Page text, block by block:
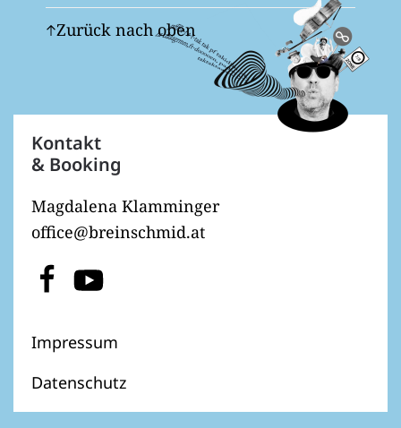
Zurück nach oben
Kontakt
& Booking
Magdalena Klamminger
office@breinschmid.at
Impressum
Datenschutz